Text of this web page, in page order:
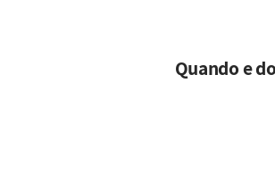
Quando e